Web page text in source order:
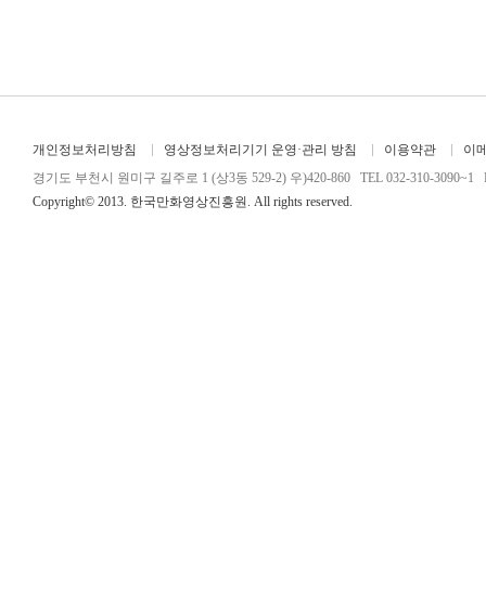
개인정보처리방침 영상정보처리기기 운영·관리 방침 이용약관
이
경기도 부천시 원미구 길주로 1 (상3동 529-2) 우)420-860 TEL 032-310-3090~1
Copyright© 2013. 한국만화영상진흥원. All rights reserved.